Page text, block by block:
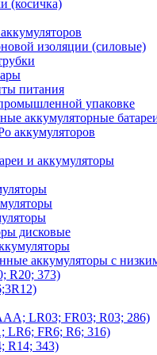
(косичка)
изоляции (силовые)
питания
упаковке
аккумуляторные
аккумуляторов
и аккумуляторы
дисковые
аккумуляторы с
R20; 373)
LR03; FR03; R03; 286)
LR6; FR6; R6; 316)
R14; 343)